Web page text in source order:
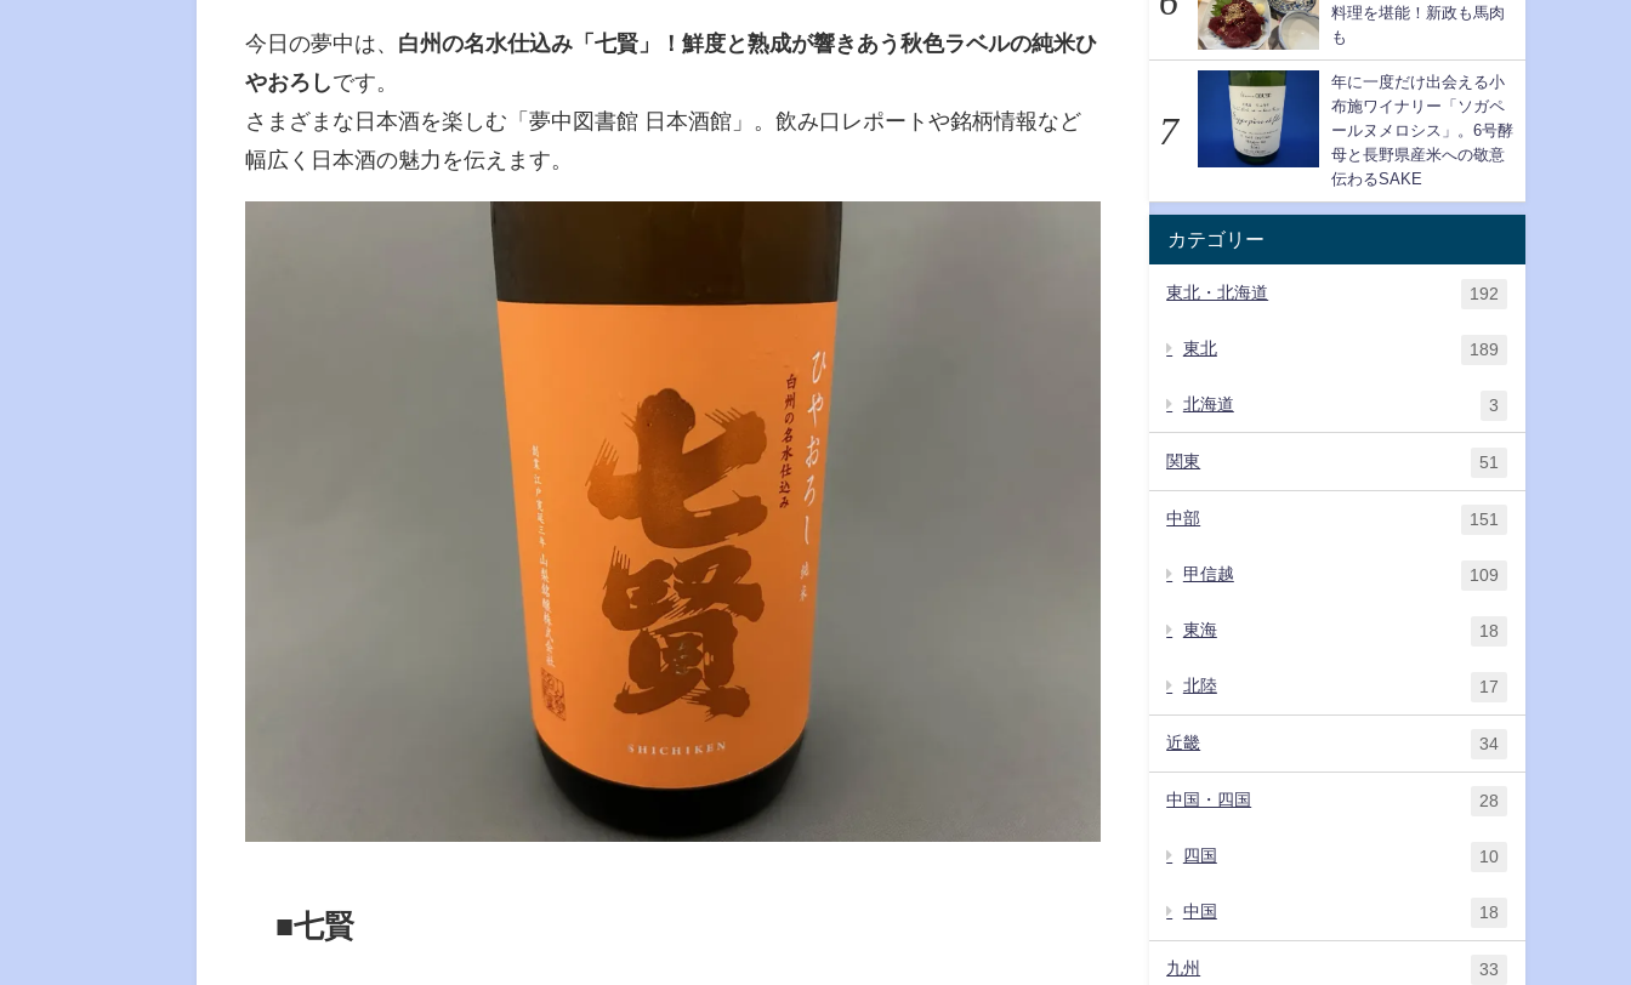
今日の夢中は、 白州の名水仕込み「七賢」！鮮度と熟成が響きあう秋色ラベルの純米ひ
やおろしです。
さまざまな日本酒を楽しむ「夢中図書館 日本酒館」。飲み口レポートや銘柄情報など
幅広く日本酒の魅力を伝えます。
■七賢
料理を堪能！新政も馬肉
も
年に一度だけ出会える小
布施ワイナリー「ソガペ
ールヌメロシス」。6号酵
母と長野県産米への敬意
伝わるSAKE
カテゴリー
東北・北海道 192
東北 189
北海道 3
関東 51
中部 151
甲信越 109
東海 18
北陸 17
近畿 34
中国・四国 28
四国 10
中国 18
九州 33